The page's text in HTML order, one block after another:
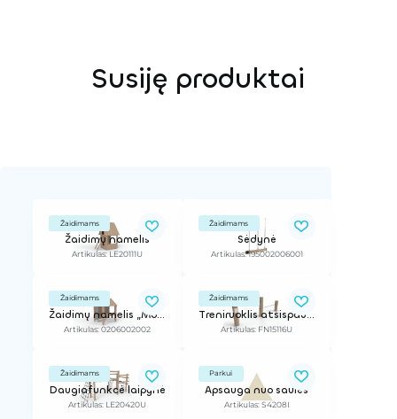
Susiję produktai
Žaidimams
Žaidimų namelis
Artikulas: LE20111U
Žaidimams
Sėdynė
Artikulas: 195002006001
Žaidimams
Žaidimų namelis „Molly“
Artikulas: 0206002002
Žaidimams
Treniruoklis atsispaudimams
Artikulas: FN15116U
Žaidimams
Daugiafunkcė laipynė
Artikulas: LE20420U
Parkui
Apsauga nuo saulės
Artikulas: S4208I